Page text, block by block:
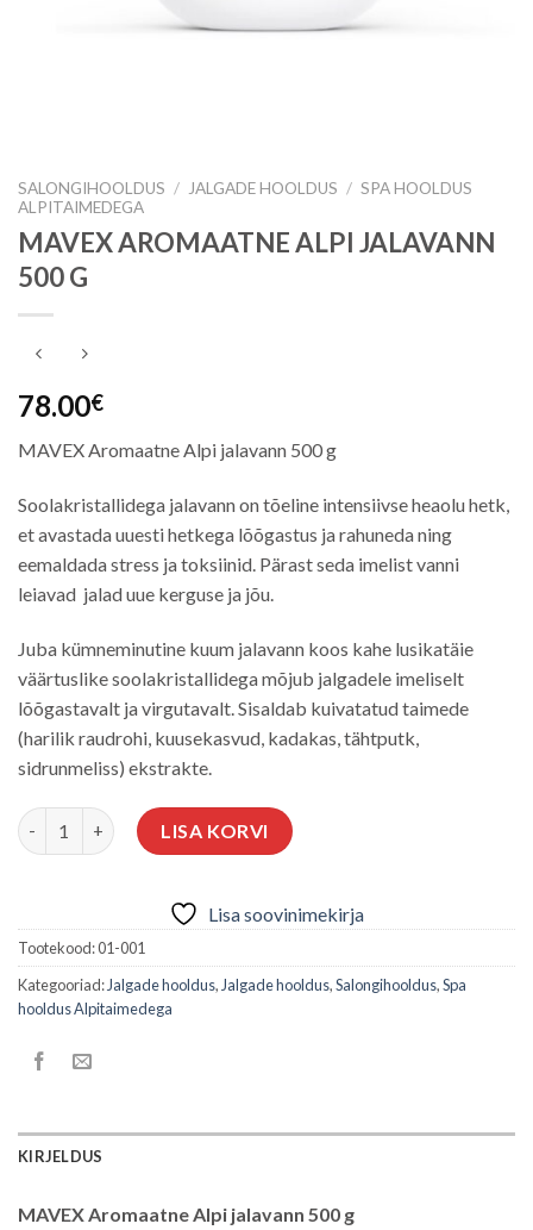
SALONGIHOOLDUS / JALGADE HOOLDUS / SPA HOOLDUS
ALPITAIMEDEGA
MAVEX AROMAATNE ALPI JALAVANN
500 G
78.00€
MAVEX Aromaatne Alpi jalavann 500 g
Soolakristallidega jalavann on tõeline intensiivse heaolu hetk,
et avastada uuesti hetkega lõõgastus ja rahuneda ning
eemaldada stress ja toksiinid. Pärast seda imelist vanni
leiavad jalad uue kerguse ja jõu.
Juba kümneminutine kuum jalavann koos kahe lusikatäie
väärtuslike soolakristallidega mõjub jalgadele imeliselt
lõõgastavalt ja virgutavalt. Sisaldab kuivatatud taimede
(harilik raudrohi, kuusekasvud, kadakas, tähtputk,
sidrunmeliss) ekstrakte.
MAVEX AROMAATNE ALPI JALAVANN 500 G kogus
LISA KORVI
Lisa soovinimekirja
Tootekood:01-001
Kategooriad: Jalgade hooldus, Jalgade hooldus,Salongihooldus,Spa
hooldus Alpitaimedega
KIRJELDUS
MAVEX Aromaatne Alpi jalavann 500 g